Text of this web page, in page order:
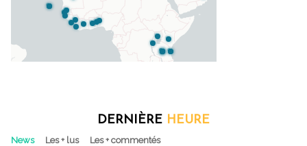
DERNIÈRE HEURE
News Les + lus Les + commentés